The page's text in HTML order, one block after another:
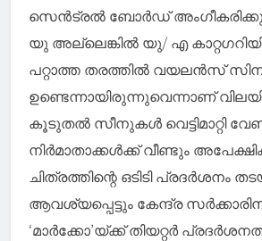
സെൻട്രൽ ബോർഡ്
യു അല്ലെങ്കിൽ യു/ എ
പറ്റാത്ത തരത്തിൽ വയലൻസ്
ഉണ്ടെന്നായിരുന്നുവെന്നാണ്
കൂടുതൽ സീനുകൾ വെട്ടിമാറ്റി
നിർമാതാക്കൾക്ക് വീണ്ടും
ചിത്രത്തിന്റെ ഒടിടി പ്രദര്‍ശനം
ആവശ്യപ്പെട്ടും കേന്ദ്ര
‘മാര്‍ക്കോ’യ്ക്ക് തിയറ്റര്‍